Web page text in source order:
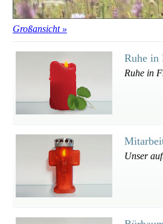
Großansicht »
Ruhe in
Ruhe in
Unser